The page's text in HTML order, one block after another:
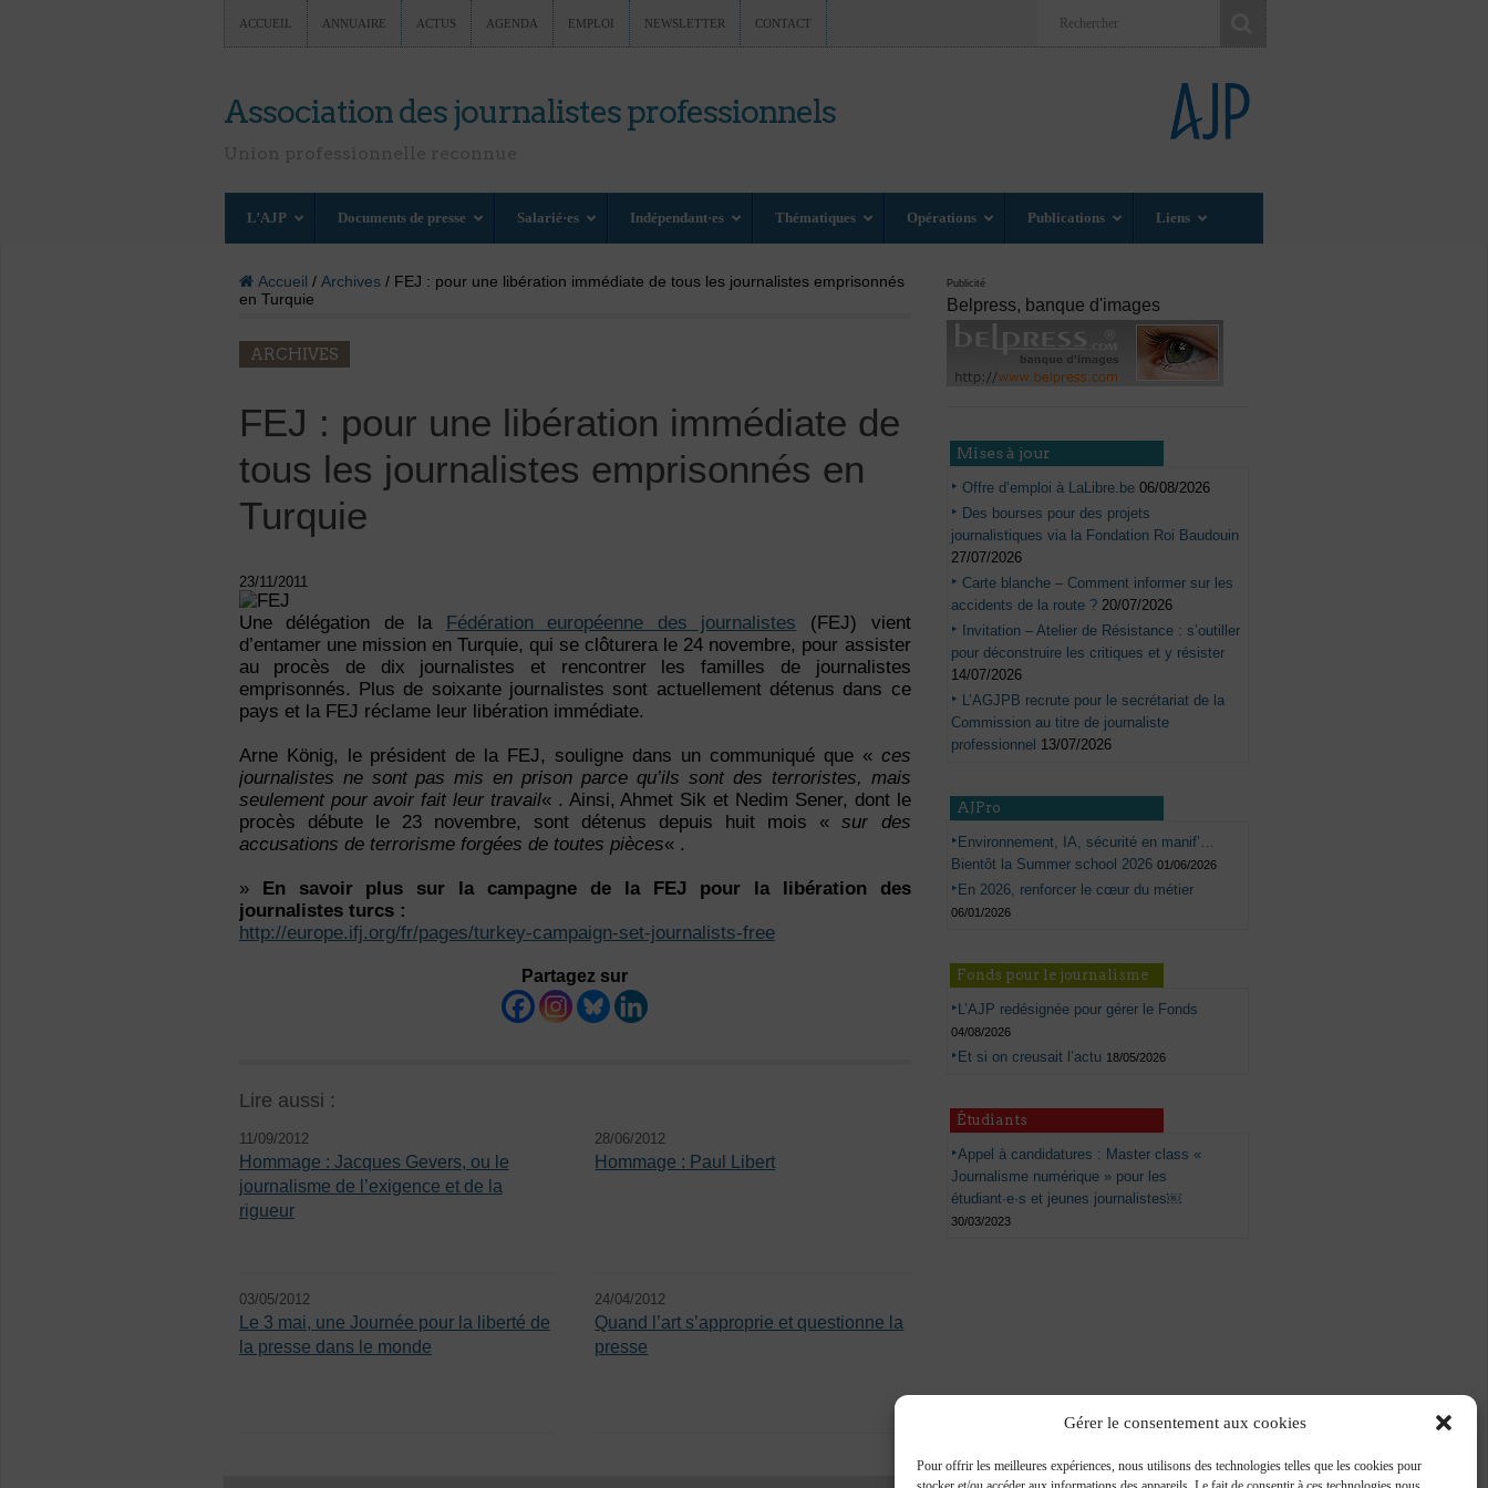
Gérer le consentement aux cookies
Pour offrir les meilleures expériences, nous utilisons des technologies telles que les cookies pour
ACCUEIL ANNUAIRE ACTUS AGENDA EMPLOI NEWSLETTER CONTACT
Association des journalistes professionnels
L’AJP Documents de presse Salarié·es Indépendant·es Thématiques Opérations Publications Liens
Accueil / Archives/ FEJ : pour une libération immédiate de tous les journalistes emprisonnés
en Turquie
ARCHIVES
FEJ : pour une libération immédiate de
tous les journalistes emprisonnés en
Turquie
23/11/2011
Une délégation de la Fédération européenne des journalistes (FEJ) vient
d’entamer une mission en Turquie, qui se clôturera le 24 novembre, pour assister
au procès de dix journalistes et rencontrer les familles de journalistes
emprisonnés. Plus de soixante journalistes sont actuellement détenus dans ce
pays et la FEJ réclame leur libération immédiate.
Arne König, le président de la FEJ, souligne dans un communiqué que « ces
journalistes ne sont pas mis en prison parce qu’ils sont des terroristes, mais
seulement pour avoir fait leur travail« . Ainsi, Ahmet Sik et Nedim Sener, dont le
procès débute le 23 novembre, sont détenus depuis huit mois «sur des
accusations de terrorisme forgées de toutes pièces« .
» En savoir plus sur la campagne de la FEJ pour la libération des
journalistes turcs :
http://europe.ifj.org/fr/pages/turkey-campaign-set-journalists-free
Partagez sur
Lire aussi :
11/09/2012
Hommage : Jacques Gevers, ou le
journalisme de l’exigence et de la
rigueur
28/06/2012
Hommage : Paul Libert
03/05/2012
Le 3 mai, une Journée pour la liberté de
la presse dans le monde
24/04/2012
Quand l’art s’approprie et questionne la
presse
Publicité
Belpress, banque d'images
Mises à jour
Offre d’emploi à LaLibre.be 06/08/2026
Des bourses pour des projets
journalistiques via la Fondation Roi Baudouin
27/07/2026
Carte blanche – Comment informer sur les
accidents de la route ? 20/07/2026
Invitation – Atelier de Résistance : s’outiller
pour déconstruire les critiques et y résister
14/07/2026
L’AGJPB recrute pour le secrétariat de la
Commission au titre de journaliste
professionnel 13/07/2026
AJPro
Environnement, IA, sécurité en manif’…
Bientôt la Summer school 2026 01/06/2026
En 2026, renforcer le cœur du métier
06/01/2026
Fonds pour le journalisme
L’AJP redésignée pour gérer le Fonds
04/08/2026
Et si on creusait l’actu 18/05/2026
Étudiants
Appel à candidatures : Master class «
Journalisme numérique » pour les
étudiant·e·s et jeunes journalistes￼
30/03/2023